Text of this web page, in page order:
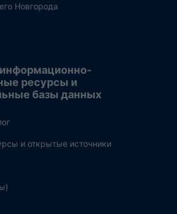
Новгорода
ресурсы и
базы данных
и открытые источники